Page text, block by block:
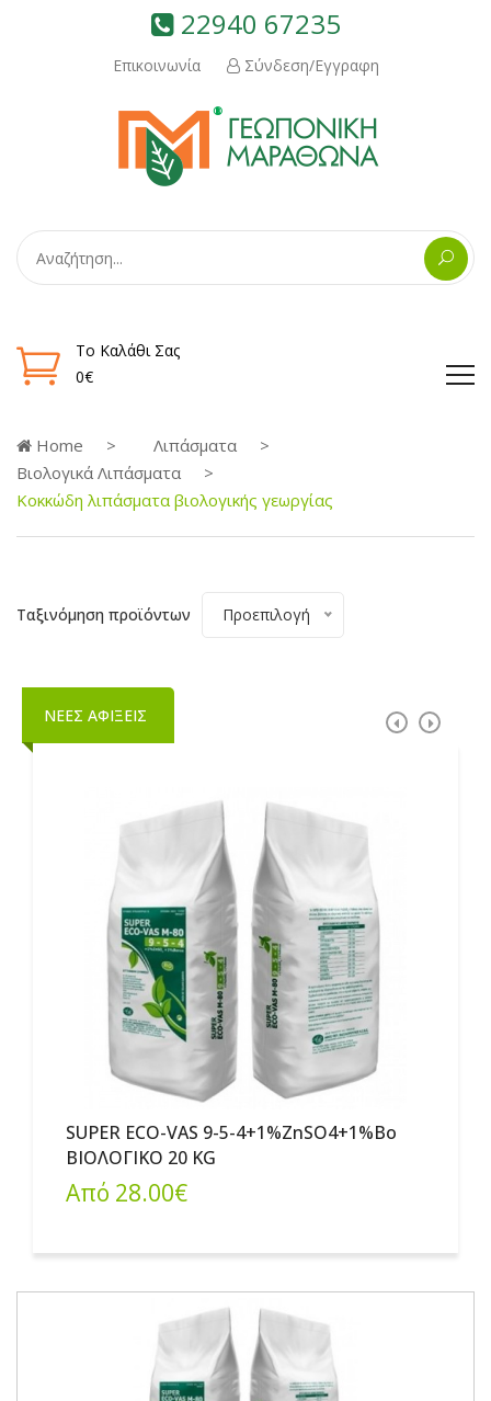
22940 67235
Επικοινωνία Σύνδεση/Εγγραφη
Το Καλάθι Σας
0€
Home
Λιπάσματα
Βιολογικά Λιπάσματα
Κοκκώδη λιπάσματα βιολογικής γεωργίας
Ταξινόμηση προϊόντων Προεπιλογή
ΝΕΕΣ ΑΦΙΞΕΙΣ
SUPER ECO-VAS 9-5-4+1%ZnSO4+1%Bo
ΒΙΟΛΟΓΙΚΟ 20 KG
Από 28.00€